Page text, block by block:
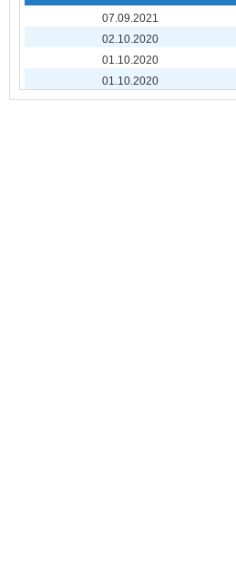
07.09.2021
02.10.2020
01.10.2020
01.10.2020